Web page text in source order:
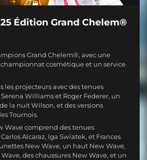
Édition Grand Chelem®
Grand Chelem®, avec une
cosmétique et un service
les projecteurs avec des tenues
Williams et Roger Federer, un
la nuit Wilson, et des versions
Tournois.
Wave comprend des tenues
Alcaraz, Iga Swiatek, et Frances
New Wave, un haut New Wave,
des chaussures New Wave, et un